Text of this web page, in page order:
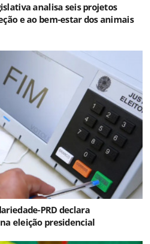
analisa seis projetos
e ao bem-estar dos animais
PRD declara
eleição presidencial